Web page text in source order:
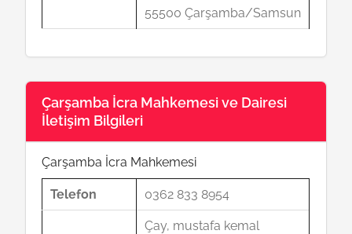
55500 Çarşamba/Samsun
Çarşamba İcra Mahkemesi ve Dairesi
İletişim Bilgileri
Çarşamba İcra Mahkemesi
Telefon 0362 833 8954
Çay, mustafa kemal